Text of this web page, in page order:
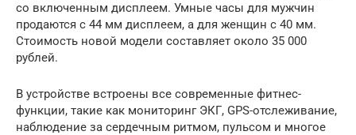
со включенным дисплеем. Умные часы для мужчин
продаются с 44 мм дисплеем, а для женщин с 40 мм.
Стоимость новой модели составляет около 35 000
рублей.
В устройстве встроены все современные фитнес-
функции, такие как мониторинг ЭКГ, GPS-отслеживание,
наблюдение за сердечным ритмом, пульсом и многое